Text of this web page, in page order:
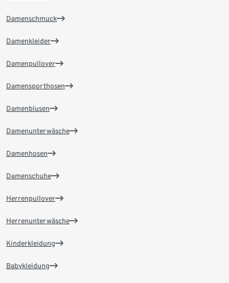
Damenschmuck
Damenkleider
Damenpullover
Damensporthosen
Damenblusen
Damenunterwäsche
Damenhosen
Damenschuhe
Herrenpullover
Herrenunterwäsche
Kinderkleidung
Babykleidung